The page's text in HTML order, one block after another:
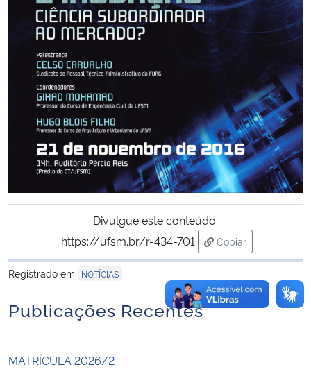
Secretaria-Geral
Secretaria de Governo
Gabinete de Segurança Institucional
Advocacia-Geral da União
Banco Central do Brasil
Divulgue este conteúdo:
https://ufsm.br/r-434-701
Copiar
para área de
Registrado em
NOTÍCIAS
Publicações Recentes
MATRÍCULA 2026/2